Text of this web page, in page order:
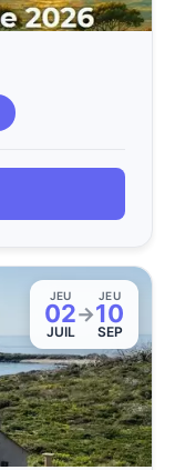
JEU
02
JUIL
→
JEU
10
SEP